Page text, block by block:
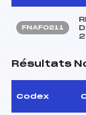
FNAF0211
Résultats
Codex